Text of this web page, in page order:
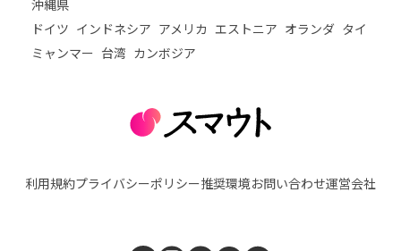
沖縄県
ドイツ インドネシア アメリカ エストニア オランダ タイ
ミャンマー 台湾 カンボジア
利用規約プライバシーポリシー推奨環境お問い合わせ運営会社